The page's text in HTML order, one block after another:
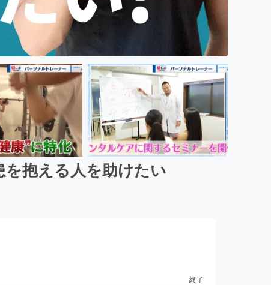
を抱える人を助けたい
終了